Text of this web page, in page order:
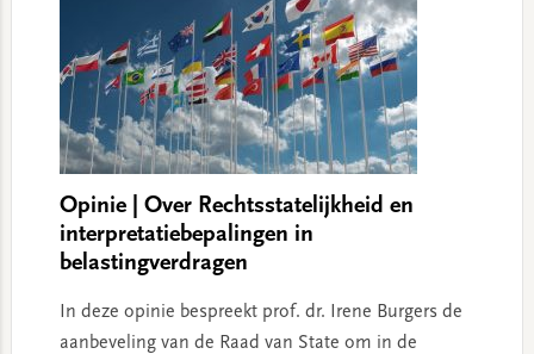
Opinie | Over Rechtsstatelijkheid en
interpretatiebepalingen in
belastingverdragen
In deze opinie bespreekt prof. dr. Irene Burgers de
aanbeveling van de Raad van State om in de